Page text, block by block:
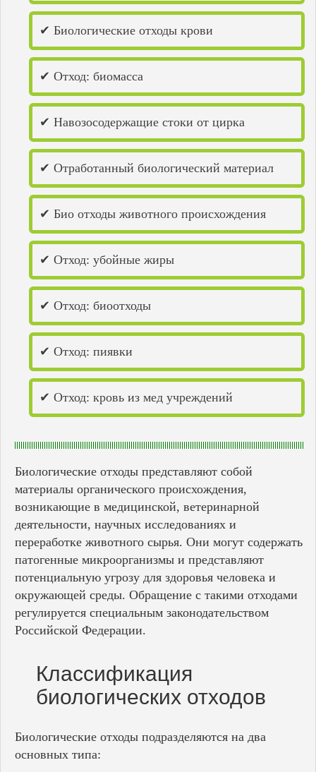
✔ Биологические отходы крови
✔ Отход: биомасса
✔ Навозосодержащие стоки от цирка
✔ Отработанный биологический материал
✔ Био отходы животного происхождения
✔ Отход: убойные жиры
✔ Отход: биоотходы
✔ Отход: пиявки
✔ Отход: кровь из мед учреждений
Биологические отходы представляют собой
материалы органического происхождения,
возникающие в медицинской, ветеринарной
деятельности, научных исследованиях и
переработке животного сырья. Они могут содержать
патогенные микроорганизмы и представляют
потенциальную угрозу для здоровья человека и
окружающей среды. Обращение с такими отходами
регулируется специальным законодательством
Российской Федерации.
Классификация
биологических отходов
Биологические отходы подразделяются на два
основных типа: